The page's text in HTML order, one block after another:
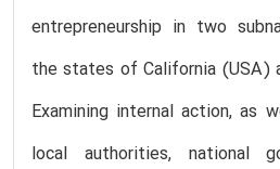
entrepreneurship in two
the states of California (USA)
Examining internal action, as
local authorities, national